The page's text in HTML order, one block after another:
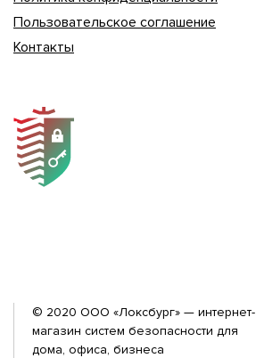
Пользовательское соглашение
Контакты
© 2020 ООО «Локсбург» — интернет-
магазин систем безопасности для
дома, офиса, бизнеса